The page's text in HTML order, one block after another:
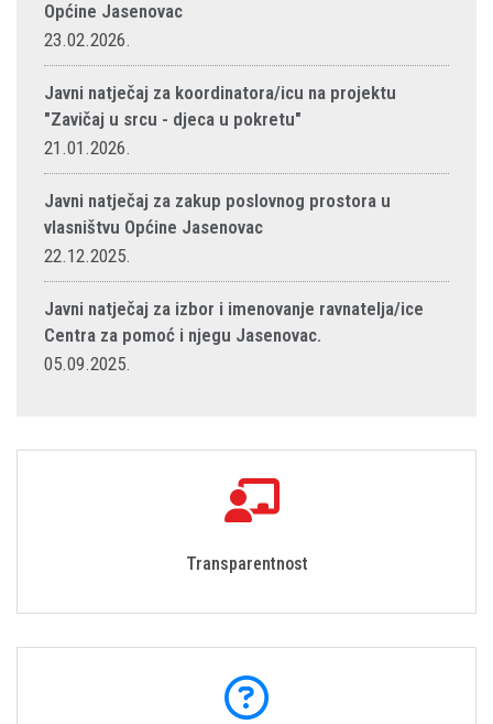
Općine Jasenovac
23.02.2026.
Javni natječaj za koordinatora/icu na projektu
"Zavičaj u srcu - djeca u pokretu"
21.01.2026.
Javni natječaj za zakup poslovnog prostora u
vlasništvu Općine Jasenovac
22.12.2025.
Javni natječaj za izbor i imenovanje ravnatelja/ice
Centra za pomoć i njegu Jasenovac.
05.09.2025.
Transparentnost